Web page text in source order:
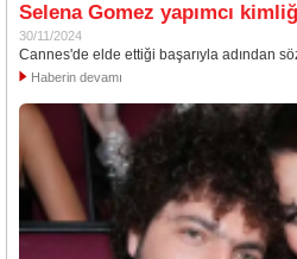
Selena Gomez yapımcı
30/11/2024
Cannes'de elde ettiği başarıyla adından
Haberin devamı